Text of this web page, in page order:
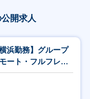
開求人
浜勤務】グループ
ート・フルフレッ